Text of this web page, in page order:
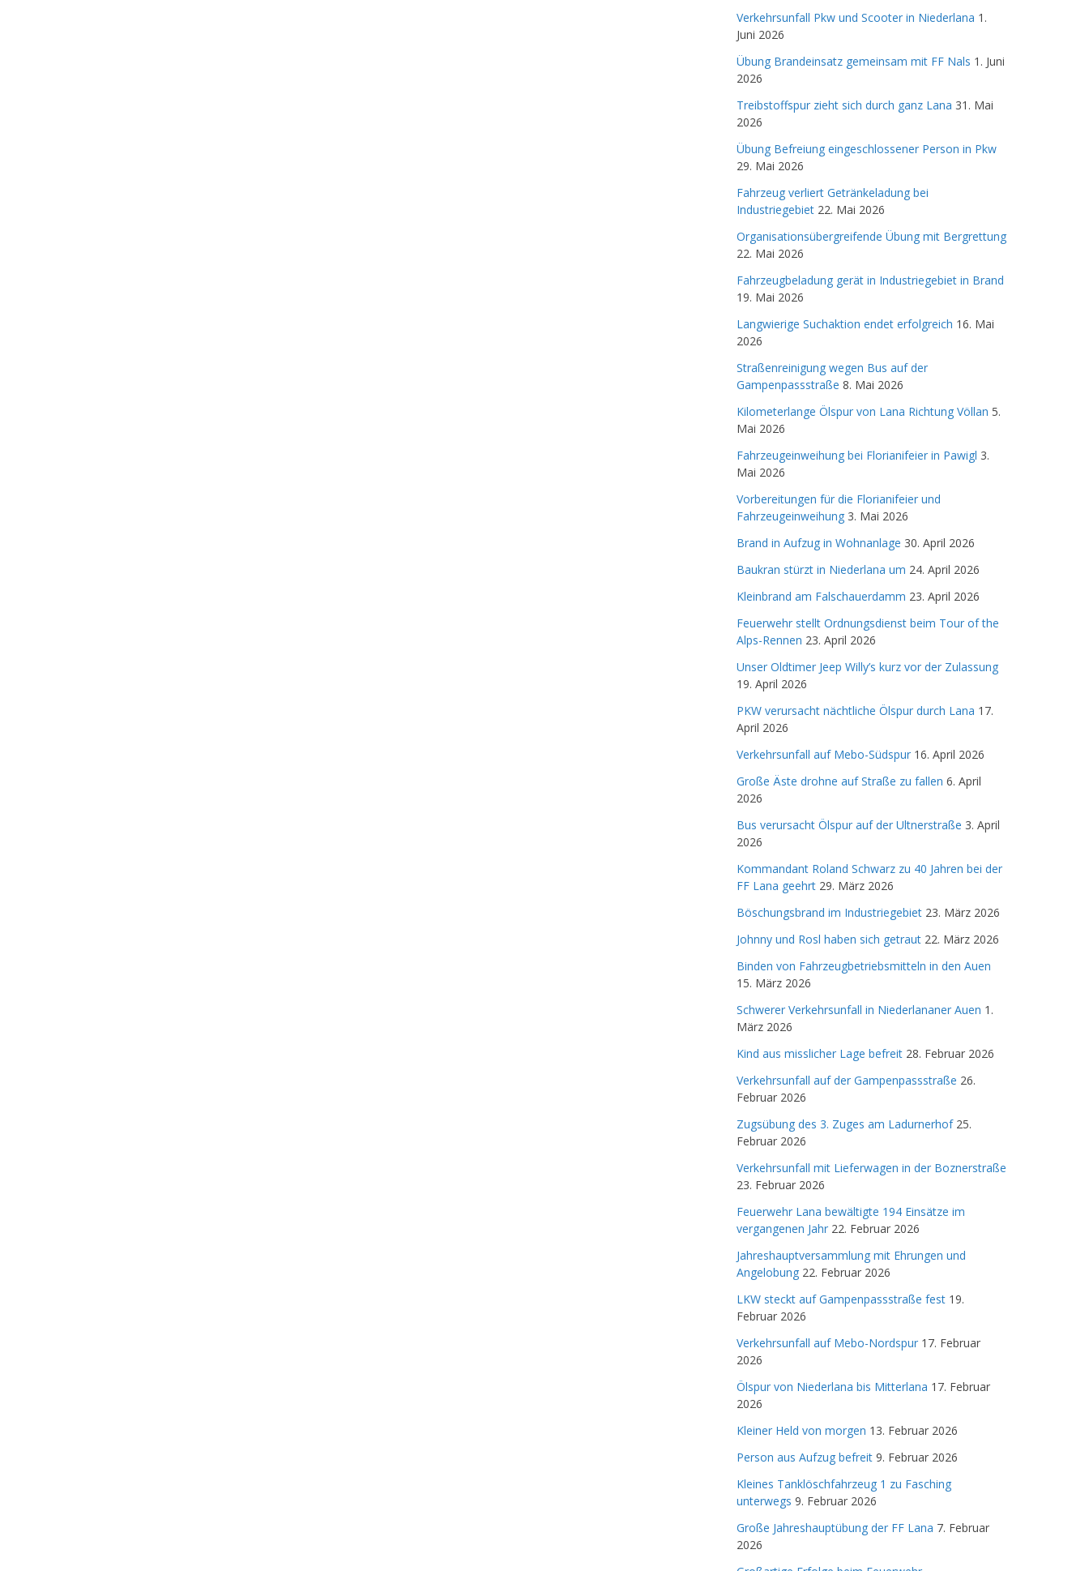
Verkehrsunfall Pkw und Scooter in Niederlana 1.
Juni 2026
Übung Brandeinsatz gemeinsam mit FF Nals 1. Juni
2026
Treibstoffspur zieht sich durch ganz Lana 31. Mai
2026
Übung Befreiung eingeschlossener Person in Pkw
29. Mai 2026
Fahrzeug verliert Getränkeladung bei
Industriegebiet 22. Mai 2026
Organisationsübergreifende Übung mit Bergrettung
22. Mai 2026
Fahrzeugbeladung gerät in Industriegebiet in Brand
19. Mai 2026
Langwierige Suchaktion endet erfolgreich 16. Mai
2026
Straßenreinigung wegen Bus auf der
Gampenpassstraße 8. Mai 2026
Kilometerlange Ölspur von Lana Richtung Völlan 5.
Mai 2026
Fahrzeugeinweihung bei Florianifeier in Pawigl 3.
Mai 2026
Vorbereitungen für die Florianifeier und
Fahrzeugeinweihung 3. Mai 2026
Brand in Aufzug in Wohnanlage 30. April 2026
Baukran stürzt in Niederlana um 24. April 2026
Kleinbrand am Falschauerdamm 23. April 2026
Feuerwehr stellt Ordnungsdienst beim Tour of the
Alps-Rennen 23. April 2026
Unser Oldtimer Jeep Willy’s kurz vor der Zulassung
19. April 2026
PKW verursacht nächtliche Ölspur durch Lana 17.
April 2026
Verkehrsunfall auf Mebo-Südspur 16. April 2026
Große Äste drohne auf Straße zu fallen 6. April
2026
Bus verursacht Ölspur auf der Ultnerstraße 3. April
2026
Kommandant Roland Schwarz zu 40 Jahren bei der
FF Lana geehrt 29. März 2026
Böschungsbrand im Industriegebiet 23. März 2026
Johnny und Rosl haben sich getraut 22. März 2026
Binden von Fahrzeugbetriebsmitteln in den Auen
15. März 2026
Schwerer Verkehrsunfall in Niederlananer Auen 1.
März 2026
Kind aus misslicher Lage befreit 28. Februar 2026
Verkehrsunfall auf der Gampenpassstraße 26.
Februar 2026
Zugsübung des 3. Zuges am Ladurnerhof 25.
Februar 2026
Verkehrsunfall mit Lieferwagen in der Boznerstraße
23. Februar 2026
Feuerwehr Lana bewältigte 194 Einsätze im
vergangenen Jahr 22. Februar 2026
Jahreshauptversammlung mit Ehrungen und
Angelobung 22. Februar 2026
LKW steckt auf Gampenpassstraße fest 19.
Februar 2026
Verkehrsunfall auf Mebo-Nordspur 17. Februar
2026
Ölspur von Niederlana bis Mitterlana 17. Februar
2026
Kleiner Held von morgen 13. Februar 2026
Person aus Aufzug befreit 9. Februar 2026
Kleines Tanklöschfahrzeug 1 zu Fasching
unterwegs 9. Februar 2026
Große Jahreshauptübung der FF Lana 7. Februar
2026